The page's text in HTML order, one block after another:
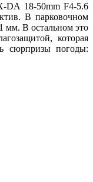
DA 18-50mm F4-5.6
В парковочном
мм. В остальном это
которая
сюрпризы погоды: